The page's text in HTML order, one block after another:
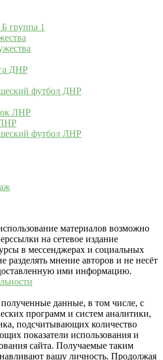
группа 1
ДНР
футбол ДНР
ЛНР
футбол ЛНР
материалов возможно
на сетевое издание
в мессенджерах и социальных
разделять мнение авторов и не несёт
ими информацию.
данные, в том числе, с
программ и систем аналитики,
подсчитывающих количество
показатели использования и
сайта. Получаемые таким
вашу личность. Продолжая